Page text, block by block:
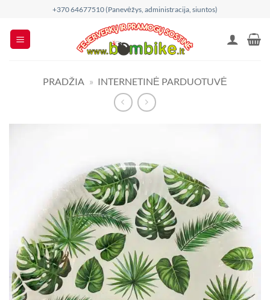
content
+370 64677510 (Panevėžys, administracija, siuntos)
PRADŽIA » INTERNETINĖ PARDUOTUVĖ